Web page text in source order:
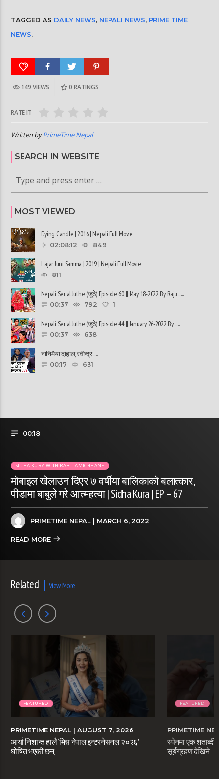
TAGGED AS DAILY NEWS, NEPALI NEWS, PRIME TIME
NEWS.
149 VIEWS 0 RATINGS
RATE IT
Written byPrimeTime Nepal
SEARCH IN WEBSITE
MOST VIEWED
Dying Candle | 2016 | Nepali Full Movie
02:08:12 849
Hajar Juni Samma | 2019 | Nepali Full Movie
811
Nepali Serial Juthe (जुठे) Episode 60 || May 18-2022 By Raju ......
00:37 792 1
Nepali Serial Juthe (जुठे) Episode 44 || January 26-2022 By ......
00:37 638
नानिमैया दाहाल, रवीन्द्र ......
00:17 631
00:18
SIDHA KURA WITH RABI LAMICHHANE
मोबाइल खेलाउन दिएर ७ वर्षीया बालिकाको बलात्कार,
पीडामा बाबुले गरे आत्महत्या | Sidha Kura | EP – 67
PRIMETIME NEPAL | MARCH 6, 2022
READ MORE
Related View More
FEATURED
PRIMETIME NEPAL | AUGUST 7, 2026
आर्या निशान्त हालै ‘मिस नेपाल इन्टरनेसनल २०२६’
घोषित भएकी छन्
FEATURED
PRIMETIME
स्पेनमा एक
सूर्यग्रहण देखिने